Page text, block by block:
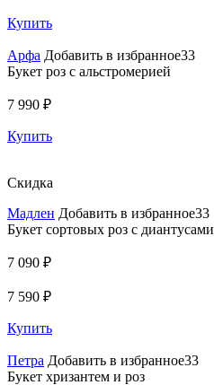
Купить
Арфа Добавить в избранное33
Букет роз с альстромерией
7 990 ₽
Купить
Скидка
Мадлен Добавить в избранное33
Букет сортовых роз с диантусами
7 090 ₽
7 590 ₽
Купить
Петра Добавить в избранное33
Букет хризантем и роз